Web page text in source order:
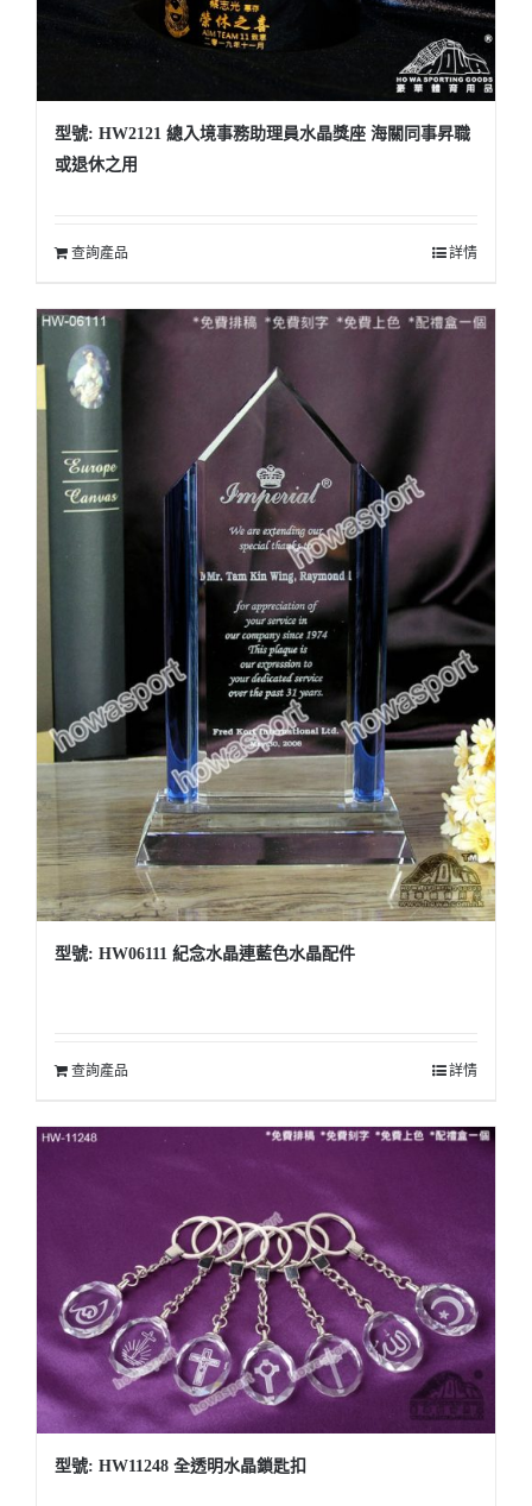
型號: HW2121 總入境事務助理員水晶獎座 海關同事昇職
或退休之用
查詢產品 詳情
型號: HW06111 紀念水晶連藍色水晶配件
查詢產品 詳情
型號: HW11248 全透明水晶鎖匙扣